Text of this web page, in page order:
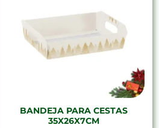
BANDEJA PARA CESTAS
35X26X7CM